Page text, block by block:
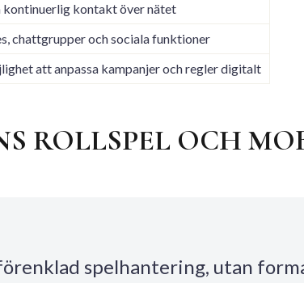
kontinuerlig kontakt över nätet
chattgrupper och sociala funktioner
att anpassa kampanjer och regler digitalt
ROLLSPEL OCH
spelhantering, utan